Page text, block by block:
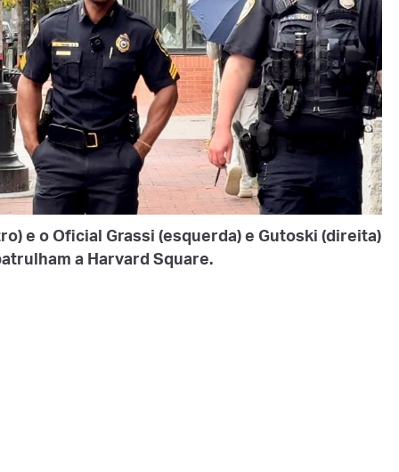
e o Oficial Grassi (esquerda) e Gutoski (direita)
a Harvard Square.